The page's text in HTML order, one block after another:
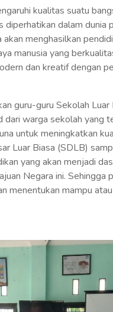
kualitas suatu
diperhatikan dalam dunia
menghasilkan
manusia yang
dan kreatif dengan
guru-guru Sekolah
warga sekolah yang
untuk meningkatkan
Luar Biasa (SDLB)
yang akan menjadi
Negara ini. Sehingga
menentukan mampu